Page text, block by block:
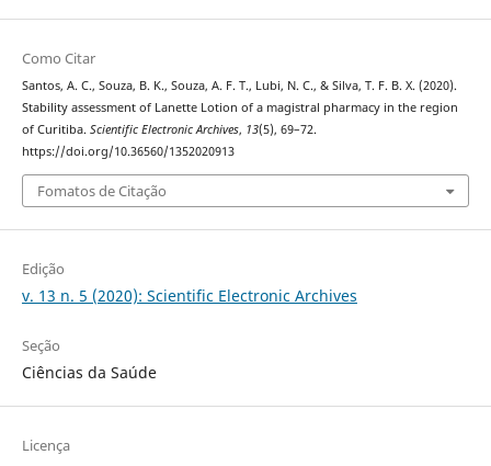
Como Citar
Santos, A. C., Souza, B. K., Souza, A. F. T., Lubi, N. C., & Silva, T. F. B. X. (2020).
Stability assessment of Lanette Lotion of a magistral pharmacy in the region
of Curitiba. Scientific Electronic Archives, 13(5), 69–72.
https://doi.org/10.36560/1352020913
Fomatos de Citação
Edição
v. 13 n. 5 (2020): Scientific Electronic Archives
Seção
Ciências da Saúde
Licença